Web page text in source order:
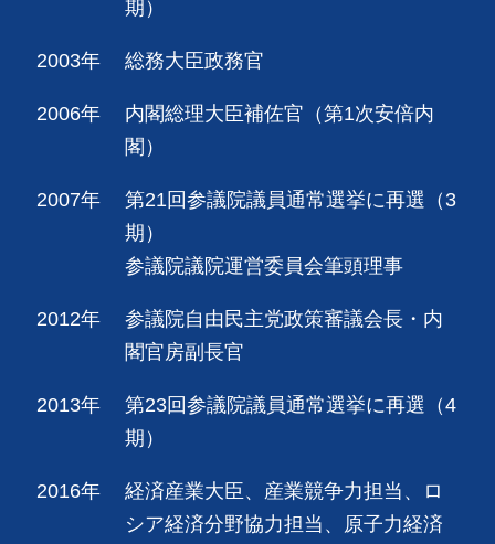
期）
2003年 総務大臣政務官
2006年
内閣総理大臣補佐官（第1次安倍内
閣）
2007年
第21回参議院議員通常選挙に再選（3
期）
参議院議院運営委員会筆頭理事
2012年
参議院自由民主党政策審議会長・内
閣官房副長官
2013年
第23回参議院議員通常選挙に再選（4
期）
2016年
経済産業大臣、産業競争力担当、ロ
シア経済分野協力担当、原子力経済